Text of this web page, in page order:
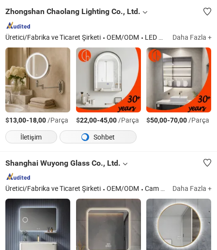
Zhongshan Chaolang Lighting Co., Ltd.
Üretici/Fabrika ve Ticaret Şirketi OEM/ODM LED Ayna Işığı Daha Fazla +
$13,00-18,00/Parça $22,00-45,00/Parça $50,00-70,00/Parça
İletişim
Sohbet
Shanghai Wuyong Glass Co., Ltd.
Üretici/Fabrika ve Ticaret Şirketi OEM/ODM Cam Ürünleri Daha Fazla +